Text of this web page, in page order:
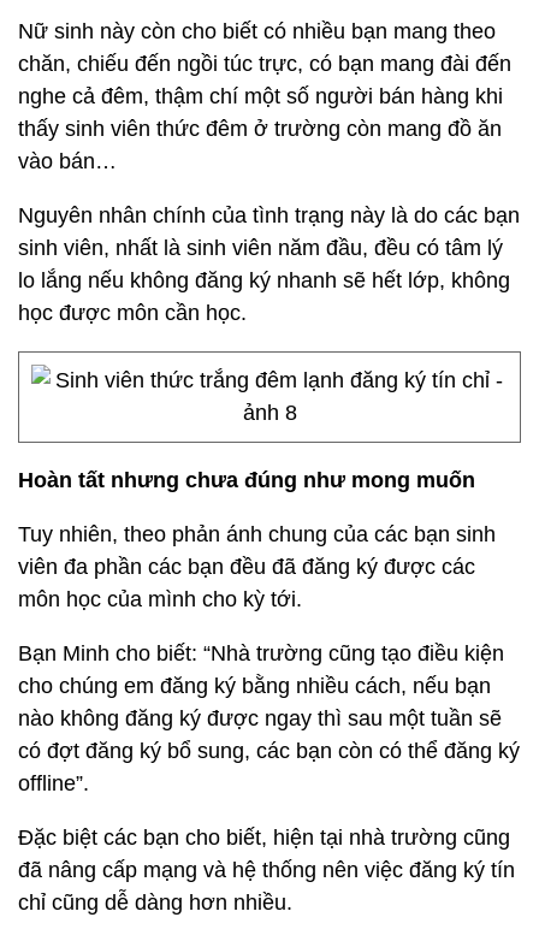
Nữ sinh này còn cho biết có nhiều bạn mang theo
chăn, chiếu đến ngồi túc trực, có bạn mang đài đến
nghe cả đêm, thậm chí một số người bán hàng khi
thấy sinh viên thức đêm ở trường còn mang đồ ăn
vào bán…
Nguyên nhân chính của tình trạng này là do các bạn
sinh viên, nhất là sinh viên năm đầu, đều có tâm lý
lo lắng nếu không đăng ký nhanh sẽ hết lớp, không
học được môn cần học.
Hoàn tất nhưng chưa đúng như mong muốn
Tuy nhiên, theo phản ánh chung của các bạn sinh
viên đa phần các bạn đều đã đăng ký được các
môn học của mình cho kỳ tới.
Bạn Minh cho biết: “Nhà trường cũng tạo điều kiện
cho chúng em đăng ký bằng nhiều cách, nếu bạn
nào không đăng ký được ngay thì sau một tuần sẽ
có đợt đăng ký bổ sung, các bạn còn có thể đăng ký
offline”.
Đặc biệt các bạn cho biết, hiện tại nhà trường cũng
đã nâng cấp mạng và hệ thống nên việc đăng ký tín
chỉ cũng dễ dàng hơn nhiều.